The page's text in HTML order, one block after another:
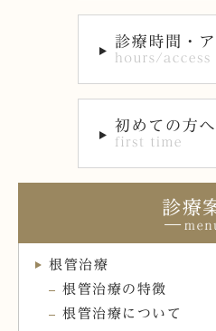
診療
根管治療
根管治療の特徴
根管治療について